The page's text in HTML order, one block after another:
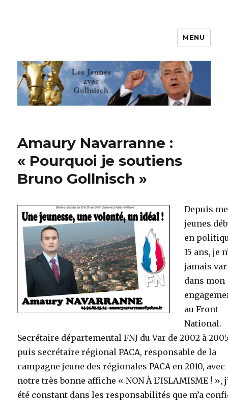
Les jeunes avec Gollnisch
MENU
Amaury Navarranne :
« Pourquoi je soutiens
Bruno Gollnisch »
Depuis
jeunes
en
15 ans, je
jamais
dans mon
au Front
National.
Secrétaire départemental FNJ du Var de 2002 à
puis secrétaire régional PACA, responsable de la
campagne jeune des régionales PACA en 2010, avec
notre très bonne affiche « NON À L’ISLAMISME ! »,
été constant dans les responsabilités que m’a